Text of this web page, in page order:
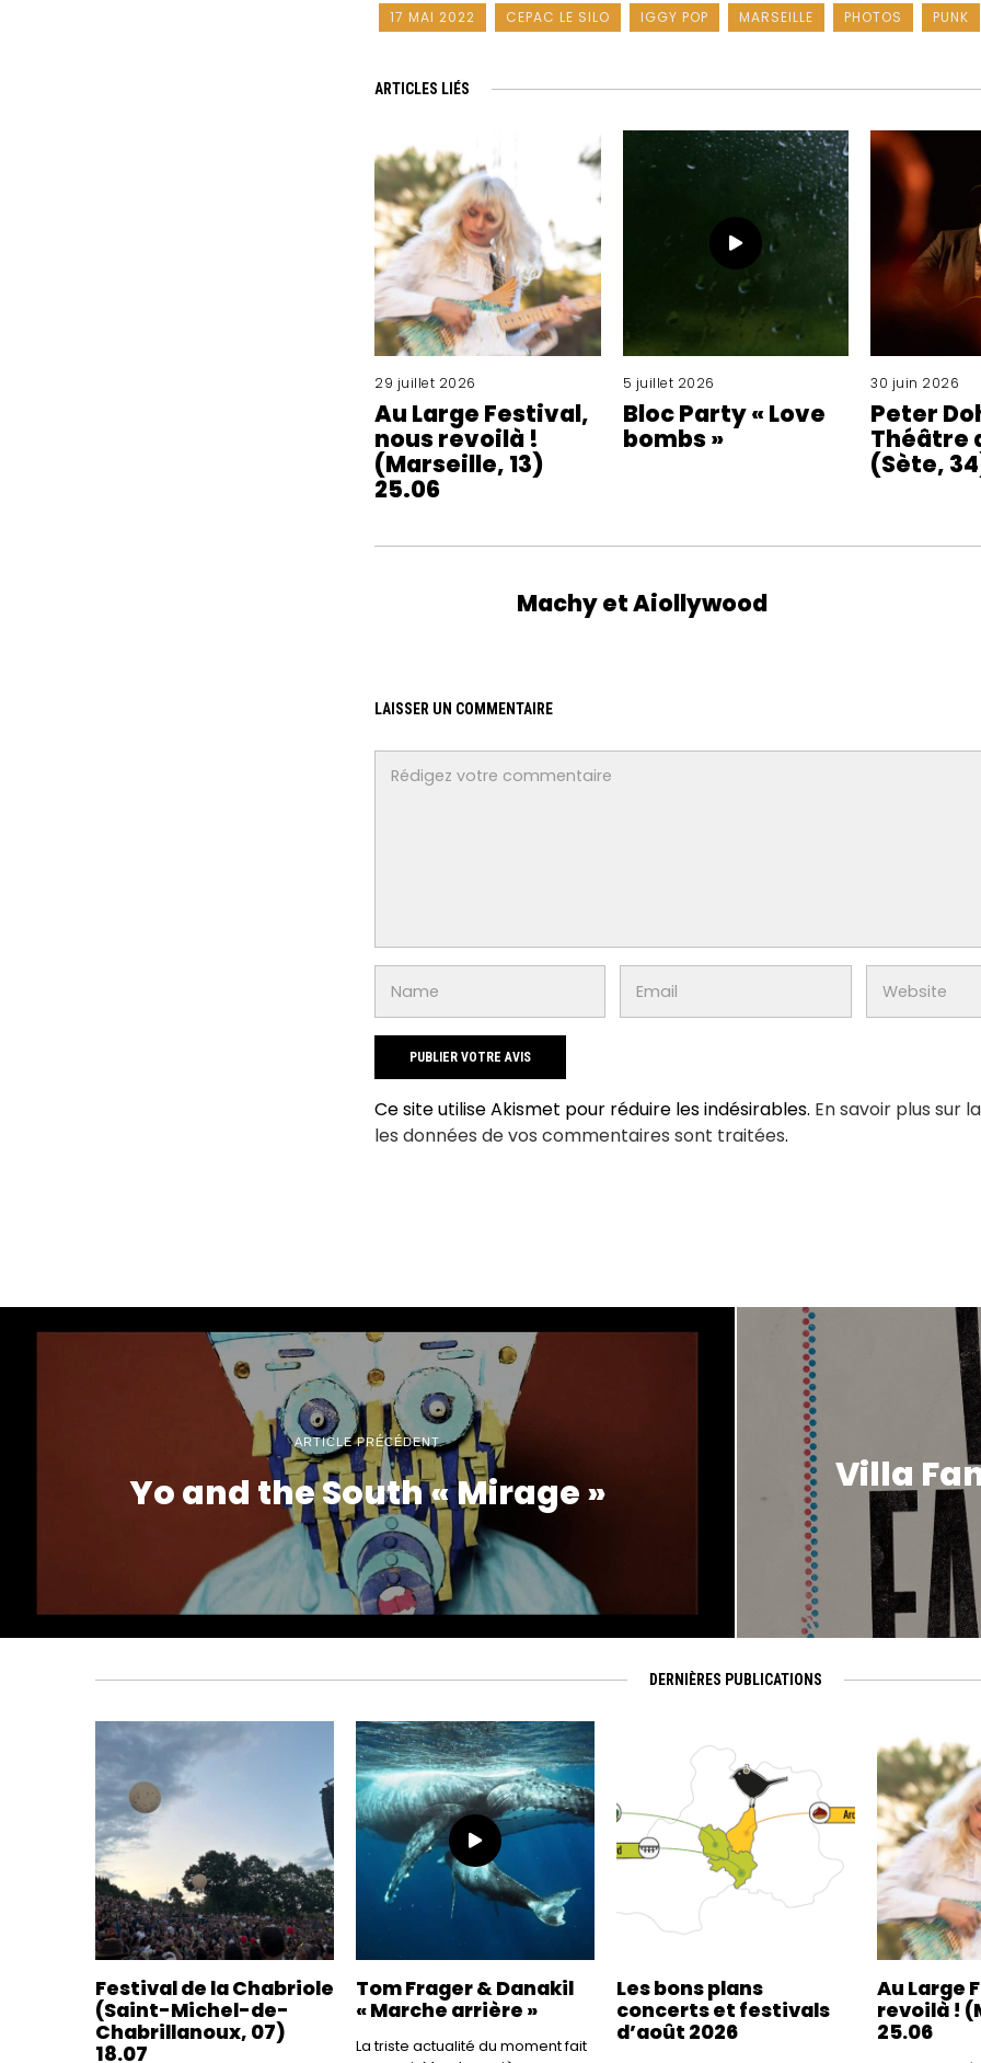
17 MAI 2022 CEPAC LE SILO IGGY POP MARSEILLE PHOTOS PUNK
ARTICLES LIÉS
29 juillet 2026
Au Large Festival,
nous revoilà !
(Marseille, 13)
25.06
5 juillet 2026
Bloc Party « Love
bombs »
30 juin 2026
Peter
Théâtre
(Sète,
Machy et Aiollywood
LAISSER UN COMMENTAIRE
Ce site utilise Akismet pour réduire les indésirables. En savoir plus sur
les données de vos commentaires sont traitées.
ARTICLE PRÉCÉDENT
Yo and the South « Mirage » Villa
DERNIÈRES PUBLICATIONS
Festival de la Chabriole
(Saint-Michel-de-
Chabrillanoux, 07)
18.07
Tom Frager & Danakil
« Marche arrière »
La triste actualité du moment fait
Les bons plans
concerts et festivals
d’août 2026
Au Large
revoilà !
25.06